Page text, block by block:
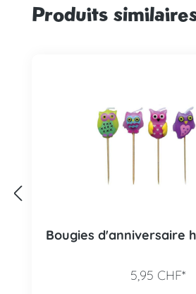
Ignorer la galerie de produits
Produits
Bougies d'anniversaire
5,95 CHF*